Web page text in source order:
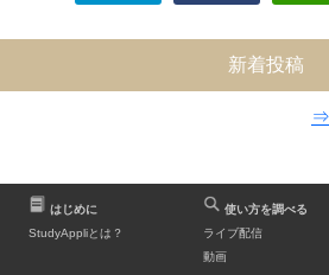
新着投稿
⇒
はじめに
StudyAppliとは？
使い方を調べる
ライブ配信
動画